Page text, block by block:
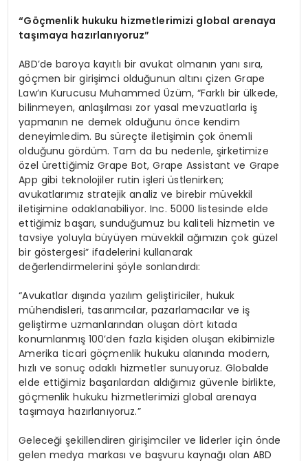
“Göçmenlik hukuku hizmetlerimizi global arenaya
taşımaya hazırlanıyoruz”
ABD’de baroya kayıtlı bir avukat olmanın yanı sıra,
göçmen bir girişimci olduğunun altını çizen Grape
Law’ın Kurucusu Muhammed Üzüm, “Farklı bir ülkede,
bilinmeyen, anlaşılması zor yasal mevzuatlarla iş
yapmanın ne demek olduğunu önce kendim
deneyimledim. Bu süreçte iletişimin çok önemli
olduğunu gördüm. Tam da bu nedenle, şirketimize
özel ürettiğimiz Grape Bot, Grape Assistant ve Grape
App gibi teknolojiler rutin işleri üstlenirken;
avukatlarımız stratejik analiz ve birebir müvekkil
iletişimine odaklanabiliyor. Inc. 5000 listesinde elde
ettiğimiz başarı, sunduğumuz bu kaliteli hizmetin ve
tavsiye yoluyla büyüyen müvekkil ağımızın çok güzel
bir göstergesi” ifadelerini kullanarak
değerlendirmelerini şöyle sonlandırdı:
“Avukatlar dışında yazılım geliştiriciler, hukuk
mühendisleri, tasarımcılar, pazarlamacılar ve iş
geliştirme uzmanlarından oluşan dört kıtada
konumlanmış 100’den fazla kişiden oluşan ekibimizle
Amerika ticari göçmenlik hukuku alanında modern,
hızlı ve sonuç odaklı hizmetler sunuyoruz. Globalde
elde ettiğimiz başarılardan aldığımız güvenle birlikte,
göçmenlik hukuku hizmetlerimizi global arenaya
taşımaya hazırlanıyoruz.”
Geleceği şekillendiren girişimciler ve liderler için önde
gelen medya markası ve başvuru kaynağı olan ABD